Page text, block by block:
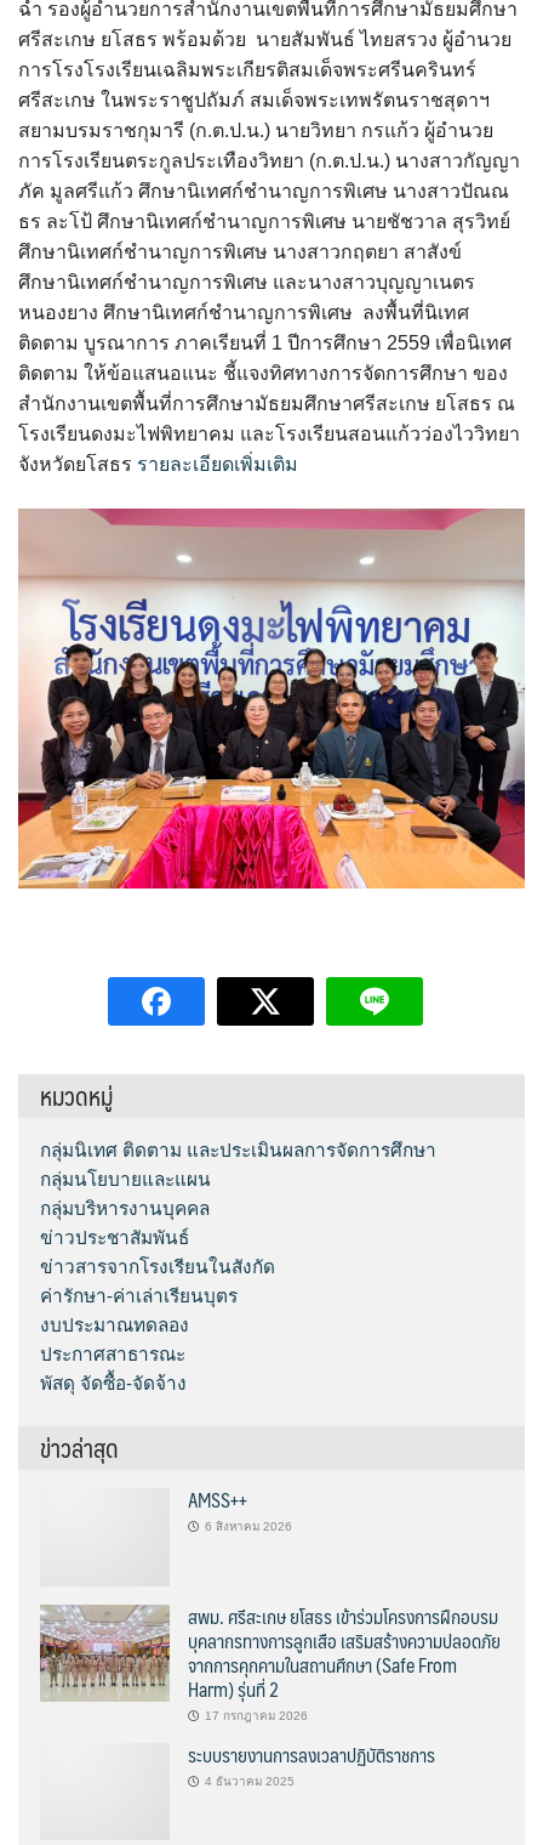
ศรีสะเกษ ยโสธร
หน่วยตรวจสอบภายใน
ระบบรายงานการลงเวลาปฏิบัติราชการ
ฉ่ำ รองผู้อำนวยการสำนักงานเขตพื้นที่การศึกษามัธยมศึกษา
ศรีสะเกษ ยโสธร พร้อมด้วย นายสัมพันธ์ ไทยสรวง ผู้อำนวย
การโรงโรงเรียนเฉลิมพระเกียรติสมเด็จพระศรีนครินทร์
ศรีสะเกษ ในพระราชูปถัมภ์ สมเด็จพระเทพรัตนราชสุดาฯ
สยามบรมราชกุมารี (ก.ต.ป.น.) นายวิทยา กรแก้ว ผู้อำนวย
การโรงเรียนตระกูลประเทืองวิทยา (ก.ต.ป.น.) นางสาวกัญญา
ภัค มูลศรีแก้ว ศึกษานิเทศก์ชำนาญการพิเศษ นางสาวปัณณ
ธร ละโป้ ศึกษานิเทศก์ชำนาญการพิเศษ นายชัชวาล สุรวิทย์
ศึกษานิเทศก์ชำนาญการพิเศษ นางสาวกฤตยา สาสังข์
ศึกษานิเทศก์ชำนาญการพิเศษ และนางสาวบุญญาเนตร
หนองยาง ศึกษานิเทศก์ชำนาญการพิเศษ ลงพื้นที่นิเทศ
ติดตาม บูรณาการ ภาคเรียนที่ 1 ปีการศึกษา 2559 เพื่อนิเทศ
ติดตาม ให้ข้อแสนอแนะ ชี้แจงทิศทางการจัดการศึกษา ของ
สำนักงานเขตพื้นที่การศึกษามัธยมศึกษาศรีสะเกษ ยโสธร ณ
โรงเรียนดงมะไฟพิทยาคม และโรงเรียนสอนแก้วว่องไววิทยา
จังหวัดยโสธร รายละเอียดเพิ่มเติม
หมวดหมู่
กลุ่มนิเทศ ติดตาม และประเมินผลการจัดการศึกษา
กลุ่มนโยบายและแผน
กลุ่มบริหารงานบุคคล
ข่าวประชาสัมพันธ์
ข่าวสารจากโรงเรียนในสังกัด
ค่ารักษา-ค่าเล่าเรียนบุตร
งบประมาณทดลอง
ประกาศสาธารณะ
พัสดุ จัดซื้อ-จัดจ้าง
ข่าวล่าสุด
AMSS++
6 สิงหาคม 2026
สพม. ศรีสะเกษ ยโสธร เข้าร่วมโครงการฝึกอบรม
บุคลากรทางการลูกเสือ เสริมสร้างความปลอดภัย
จากการคุกคามในสถานศึกษา (Safe From
Harm) รุ่นที่ 2
17 กรกฎาคม 2026
ระบบรายงานการลงเวลาปฏิบัติราชการ
4 ธันวาคม 2025